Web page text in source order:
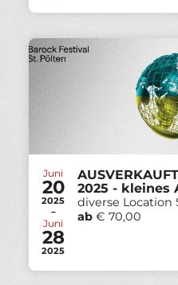
Juni
20
2025
-
Juni
28
2025
2025 - kleines
diverse Location
ab € 70,00